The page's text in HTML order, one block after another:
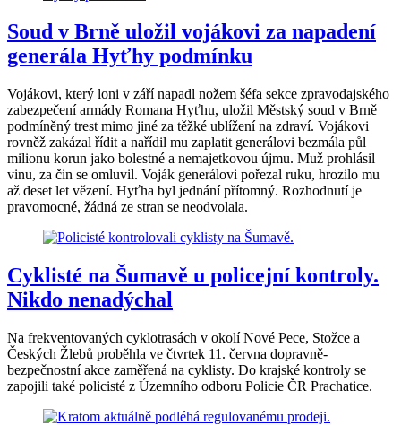
Soud v Brně uložil vojákovi za napadení
generála Hyťhy podmínku
Vojákovi, který loni v září napadl nožem šéfa sekce zpravodajského
zabezpečení armády Romana Hyťhu, uložil Městský soud v Brně
podmíněný trest mimo jiné za těžké ublížení na zdraví. Vojákovi
rovněž zakázal řídit a nařídil mu zaplatit generálovi bezmála půl
milionu korun jako bolestné a nemajetkovou újmu. Muž prohlásil
vinu, za čin se omluvil. Voják generálovi pořezal ruku, hrozilo mu
až deset let vězení. Hyťha byl jednání přítomný. Rozhodnutí je
pravomocné, žádná ze stran se neodvolala.
Cyklisté na Šumavě u policejní kontroly.
Nikdo nenadýchal
Na frekventovaných cyklotrasách v okolí Nové Pece, Stožce a
Českých Žlebů proběhla ve čtvrtek 11. června dopravně-
bezpečnostní akce zaměřená na cyklisty. Do krajské kontroly se
zapojili také policisté z Územního odboru Policie ČR Prachatice.